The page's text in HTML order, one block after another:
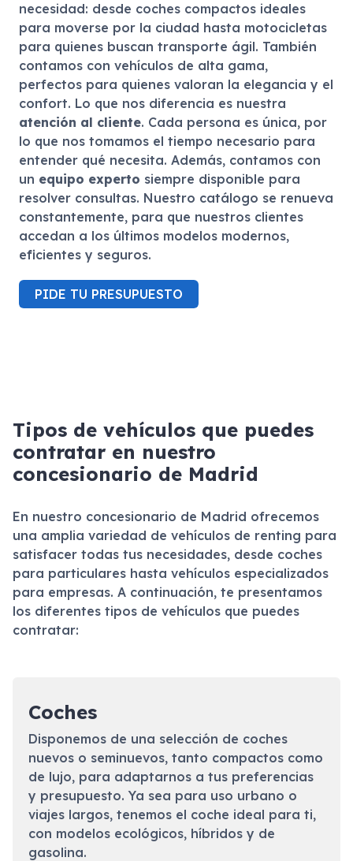
necesidad: desde coches compactos ideales
para moverse por la ciudad hasta motocicletas
para quienes buscan transporte ágil. También
contamos con vehículos de alta gama,
perfectos para quienes valoran la elegancia y el
confort. Lo que nos diferencia es nuestra
atención al cliente. Cada persona es única, por
lo que nos tomamos el tiempo necesario para
entender qué necesita. Además, contamos con
un equipo experto siempre disponible para
resolver consultas. Nuestro catálogo se renueva
constantemente, para que nuestros clientes
accedan a los últimos modelos modernos,
eficientes y seguros.
PIDE TU PRESUPUESTO
Tipos de vehículos que puedes
contratar en nuestro
concesionario de Madrid
En nuestro concesionario de Madrid ofrecemos
una amplia variedad de vehículos de renting para
satisfacer todas tus necesidades, desde coches
para particulares hasta vehículos especializados
para empresas. A continuación, te presentamos
los diferentes tipos de vehículos que puedes
contratar:
Coches
Disponemos de una selección de coches
nuevos o seminuevos, tanto compactos como
de lujo, para adaptarnos a tus preferencias
y presupuesto. Ya sea para uso urbano o
viajes largos, tenemos el coche ideal para ti,
con modelos ecológicos, híbridos y de
gasolina.